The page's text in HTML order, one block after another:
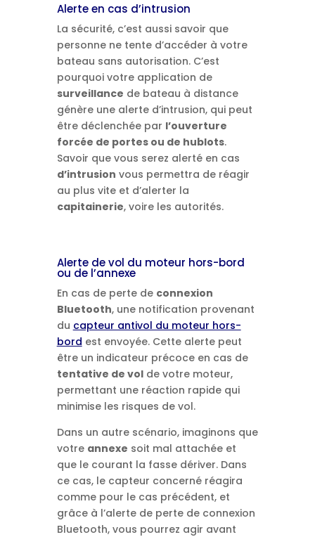
Alerte en cas d’intrusion
La sécurité, c’est aussi savoir que
personne ne tente d’accéder à votre
bateau sans autorisation. C’est
pourquoi votre application de
surveillance de bateau à distance
génère une alerte d’intrusion, qui peut
être déclenchée par l’ouverture
forcée de portes ou de hublots.
Savoir que vous serez alerté en cas
d’intrusion vous permettra de réagir
au plus vite et d’alerter la
capitainerie, voire les autorités.
Alerte de vol du moteur hors-bord
ou de l’annexe
En cas de perte de connexion
Bluetooth, une notification provenant
du capteur antivol du moteur hors-
bord est envoyée. Cette alerte peut
être un indicateur précoce en cas de
tentative de volde votre moteur,
permettant une réaction rapide qui
minimise les risques de vol.
Dans un autre scénario, imaginons que
votre annexe soit mal attachée et
que le courant la fasse dériver. Dans
ce cas, le capteur concerné réagira
comme pour le cas précédent, et
grâce à l’alerte de perte de connexion
Bluetooth, vous pourrez agir avant